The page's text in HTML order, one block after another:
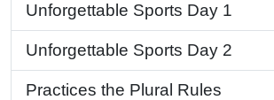
Unforgettable Sports Day 1
Unforgettable Sports Day 2
Practices the Plural Rules